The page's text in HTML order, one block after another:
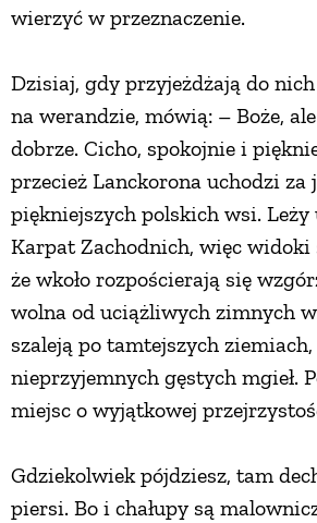
wierzyć w przeznaczenie.
Dzisiaj, gdy przyjeżdżają do
na werandzie, mówią: – Boże,
dobrze. Cicho, spokojnie i
przecież Lanckorona uchodzi za
piękniejszych polskich wsi. Leży
Karpat Zachodnich, więc widoki
że wkoło rozpościerają się
wolna od uciążliwych zimnych
szaleją po tamtejszych
nieprzyjemnych gęstych mgieł.
miejsc o wyjątkowej
Gdziekolwiek pójdziesz, tam
piersi. Bo i chałupy są
ZWYCZAJE
ZRÓB TO SAM
PRZEPISY
ŚNIADANIA
PRZYSTAWKI
ZUPY
CIASTA I